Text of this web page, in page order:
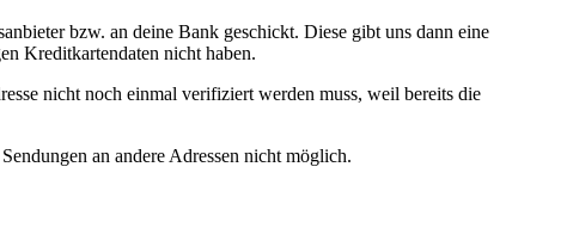
bzw. an deine Bank geschickt. Diese gibt uns dann eine
Kreditkartendaten nicht haben.
nicht noch einmal verifiziert werden muss, weil bereits die
an andere Adressen nicht möglich.